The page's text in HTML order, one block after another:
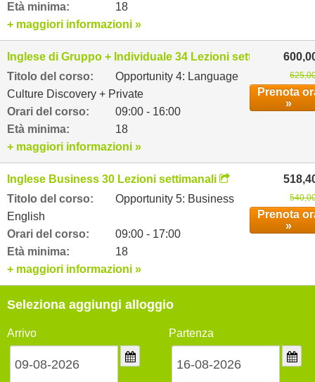
Età minima:
18
+ maggiori informazioni »
Inglese di Gruppo + Individuale 34 Lezioni settimanali
Titolo del corso:
Opportunity 4: Language
Culture Discovery + Private
Orari del corso:
09:00 - 16:00
Età minima:
18
Prenota
»
+ maggiori informazioni »
Inglese Business 30 Lezioni settimanali
Titolo del corso:
Opportunity 5: Business
English
Orari del corso:
09:00 - 17:00
Età minima:
18
Prenota
»
+ maggiori informazioni »
Seleziona aggiungi alloggio
Arrivo Partenza